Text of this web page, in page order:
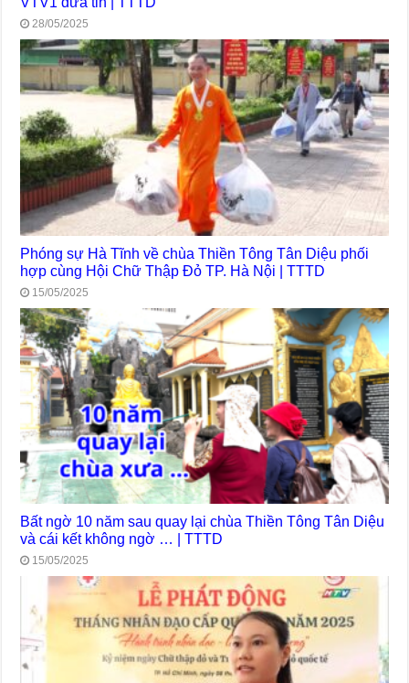
28/05/2025
Phóng sự Hà Tĩnh về chùa Thiền Tông Tân Diệu phối
hợp cùng Hội Chữ Thập Đỏ TP. Hà Nội | TTTD
15/05/2025
Bất ngờ 10 năm sau quay lại chùa Thiền Tông Tân Diệu
và cái kết không ngờ … | TTTD
15/05/2025